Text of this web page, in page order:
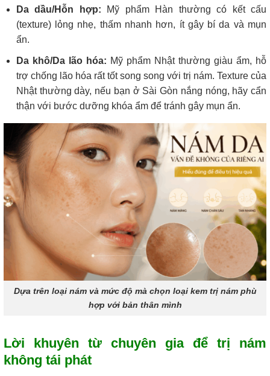
Da dầu/Hỗn hợp: Mỹ phẩm Hàn thường có kết cấu
(texture) lỏng nhẹ, thấm nhanh hơn, ít gây bí da và mụn
ẩn.
Da khô/Da lão hóa: Mỹ phẩm Nhật thường giàu ẩm, hỗ
trợ chống lão hóa rất tốt song song với trị nám. Texture của
Nhật thường dày, nếu bạn ở Sài Gòn nắng nóng, hãy cẩn
thận với bước dưỡng khóa ẩm để tránh gây mụn ẩn.
Dựa trên loại nám và mức độ mà chọn loại kem trị nám phù
hợp với bản thân mình
Lời khuyên từ chuyên gia để trị nám
không tái phát